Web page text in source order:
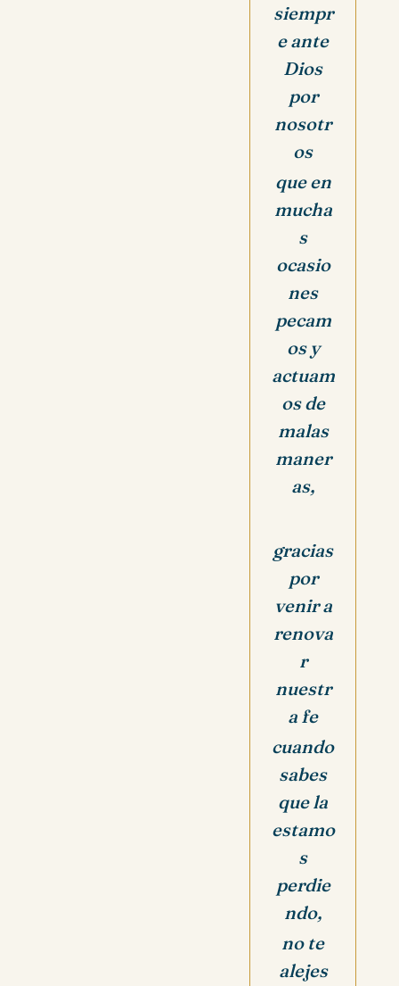
siempr
e ante
Dios
por
nosotr
os
que en
mucha
s
ocasio
nes
pecam
os y
actuam
os de
malas
maner
as,
gracias
por
venir a
renova
r
nuestr
a fe
cuando
sabes
que la
estamo
s
perdie
ndo,
no te
alejes